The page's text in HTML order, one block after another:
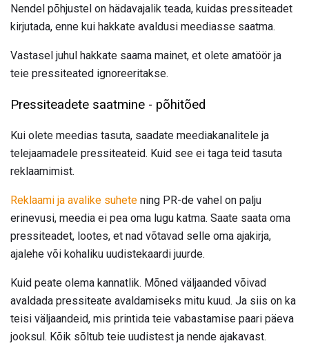
Nendel põhjustel on hädavajalik teada, kuidas pressiteadet
kirjutada, enne kui hakkate avaldusi meediasse saatma.
Vastasel juhul hakkate saama mainet, et olete amatöör ja
teie pressiteated ignoreeritakse.
Pressiteadete saatmine - põhitõed
Kui olete meedias tasuta, saadate meediakanalitele ja
telejaamadele pressiteateid. Kuid see ei taga teid tasuta
reklaamimist.
Reklaami ja avalike suhete ning PR-de vahel on palju
erinevusi, meedia ei pea oma lugu katma. Saate saata oma
pressiteadet, lootes, et nad võtavad selle oma ajakirja,
ajalehe või kohaliku uudistekaardi juurde.
Kuid peate olema kannatlik. Mõned väljaanded võivad
avaldada pressiteate avaldamiseks mitu kuud. Ja siis on ka
teisi väljaandeid, mis printida teie vabastamise paari päeva
jooksul. Kõik sõltub teie uudistest ja nende ajakavast.